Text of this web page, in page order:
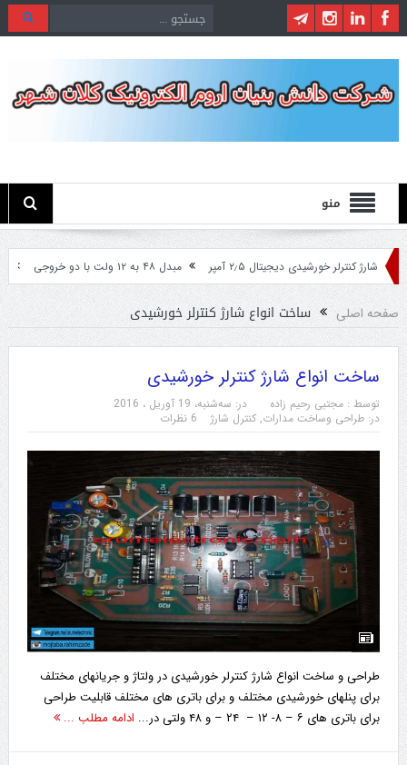
منو
شارژ کنترلر خورشیدی دیجیتال ۲٫۵ آمپر مبدل ۴۸ به ۱۲ ولت با دو خروجی مبدل ۲۴ ولت به ۱۲ ولت مخصوص
صفحه اصلی ساخت انواع شارژ کنترلر خورشیدی
ساخت انواع شارژ کنترلر خورشیدی
توسط : مجتبی رحیم زاده در: سه‌شنبه، 19 آوریل ، 2016
در: طراحی وساخت مدارات, کنترل شارژ 6 نظرات
طراحی و ساخت انواع شارژ کنترلر خورشیدی در ولتاژ و جریانهای مختلف
برای پنلهای خورشیدی مختلف و برای باتری های مختلف قابلیت طراحی
برای باتری های ۶ – ۸- ۱۲ – ۲۴ – و ۴۸ ولتی در...
ادامه مطلب ...